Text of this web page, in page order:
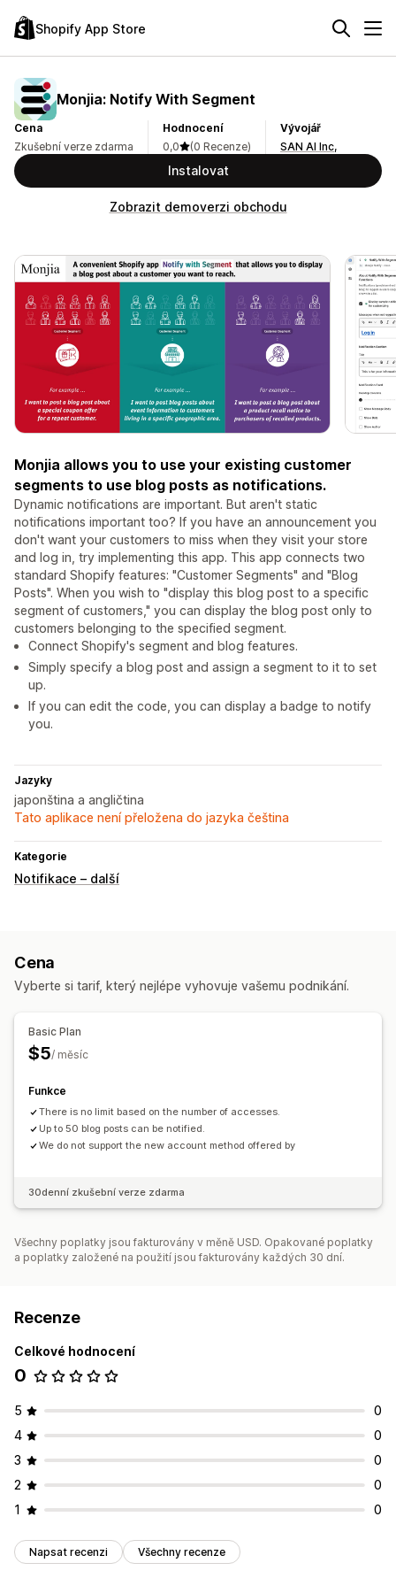
Shopify App Store
Monjia: Notify With Segment
Cena
Zkušební verze zdarma
Hodnocení
0,0
(0 Recenze)
Vývojář
SAN AI Inc,
Instalovat
Zobrazit demoverzi obchodu
Monjia allows you to use your existing customer
segments to use blog posts as notifications.
Dynamic notifications are important. But aren't static
notifications important too? If you have an announcement you
don't want your customers to miss when they visit your store
and log in, try implementing this app. This app connects two
standard Shopify features: "Customer Segments" and "Blog
Posts". When you wish to "display this blog post to a specific
segment of customers," you can display the blog post only to
customers belonging to the specified segment.
Connect Shopify's segment and blog features.
Simply specify a blog post and assign a segment to it to set
up.
If you can edit the code, you can display a badge to notify
you.
Jazyky
japonština a angličtina
Tato aplikace není přeložena do jazyka čeština
Kategorie
Notifikace – další
Cena
Vyberte si tarif, který nejlépe vyhovuje vašemu podnikání.
Basic Plan
$5/ měsíc
Funkce
There is no limit based on the number of accesses.
Up to 50 blog posts can be notified.
We do not support the new account method offered by
30denní zkušební verze zdarma
Všechny poplatky jsou fakturovány v měně USD. Opakované poplatky
a poplatky založené na použití jsou fakturovány každých 30 dní.
Recenze
Celkové hodnocení
0
5
0
4
0
3
0
2
0
1
0
Napsat recenzi Všechny recenze